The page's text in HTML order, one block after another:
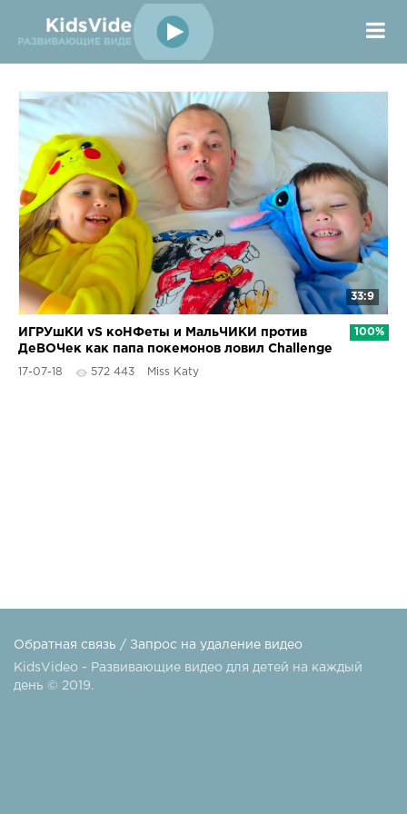
33:9
ИГРУшКИ vS коНФеты и МальЧИКИ против
ДеВОЧек как папа покемонов ловил Challenge
Toys VS Candy
17-07-18 572 443 Miss Katy
100%
Обратная связь / Запрос на удаление видео
KidsVideo - Развивающие видео для детей на каждый
день © 2019.